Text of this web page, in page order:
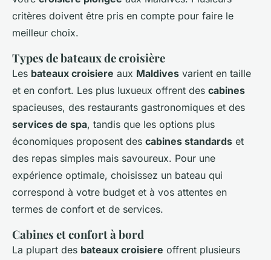
critères doivent être pris en compte pour faire le
meilleur choix.
Types de bateaux de croisière
Les bateaux croisiere aux Maldives varient en taille
et en confort. Les plus luxueux offrent des cabines
spacieuses, des restaurants gastronomiques et des
services de spa, tandis que les options plus
économiques proposent des cabines standards et
des repas simples mais savoureux. Pour une
expérience optimale, choisissez un bateau qui
correspond à votre budget et à vos attentes en
termes de confort et de services.
Cabines et confort à bord
La plupart des bateaux croisiere offrent plusieurs